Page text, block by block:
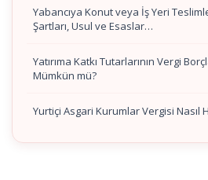
Yabancıya Konut veya İş Yeri
Şartları, Usul ve Esaslar…
Yatırıma Katkı Tutarlarının Vergi
Mümkün mü?
Yurtiçi Asgari Kurumlar Vergisi Nasıl